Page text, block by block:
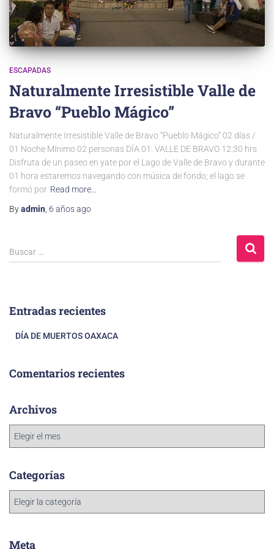
ESCAPADAS
Naturalmente Irresistible Valle de
Bravo “Pueblo Mágico”
Naturalmente Irresistible Valle de Bravo “Pueblo Mágico” 02 días /
01 Noche Mínimo 02 personas DÍA 01. VALLE DE BRAVO 12:30 hrs
Disfruta de un paseo en yate por el Lago de Valle de Bravo y durante
01 hora estaremos navegando con música de fondo; el lago se
formó por Read more…
Byadmin 6 añosago
Buscar …
Entradas recientes
DÍA DE MUERTOS OAXACA
Comentarios recientes
Archivos
Categorías
Meta